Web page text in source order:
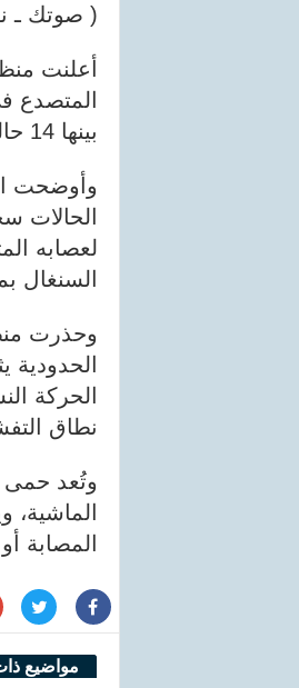
( صوتك ـ
بينها 14 حالة وفاة، أي ما يعادل 30 بالمائة من مجموع المصابين.
وأوضحت
الحالات
لعصابه
السنغال
وحذرت
الحركة
نطاق
وتُعد حمى
الماشية،
المصابة
مواضيع